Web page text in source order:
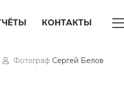
КОНТАКТЫ
Фотограф Сергей Белов